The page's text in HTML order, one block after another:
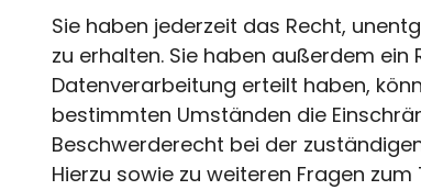
Sie haben jederzeit das Recht,
zu erhalten. Sie haben außerdem ein
Datenverarbeitung erteilt haben,
bestimmten Umständen die
Beschwerderecht bei der
Hierzu sowie zu weiteren Fragen